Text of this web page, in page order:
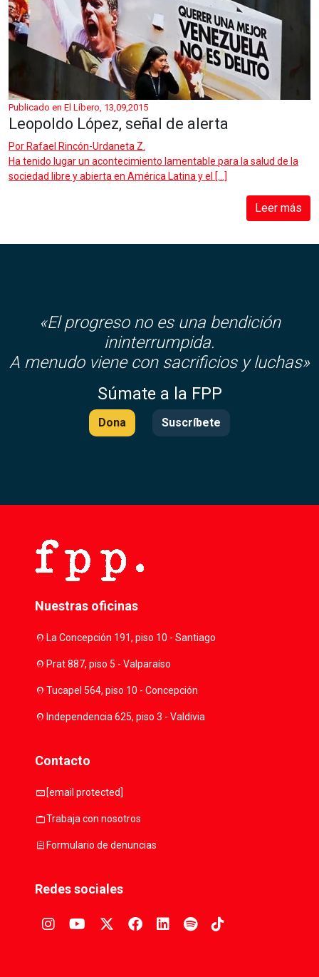
Publicado en El Líbero, 13,09,2015
Leopoldo López, señal de alerta
Por Rafael Rincón-Urdaneta Z.
Ha tenido lugar un acontecimiento lamentable para la salud de la
sociedad libre y abierta en América Latina y el […]
Leer más
«El progreso no es una bendición
ininterrumpida.
A menudo viene con sacrificios y luchas»
Súmate a la FPP
Dona Suscríbete
Nuestras oficinas
location_onLa Concepción 191, piso 10 - Santiago
location_onPrat 887, piso 5 - Valparaíso
location_onTucapel 564, piso 10 - Concepción
location_onIndependencia 625, piso 3 - Valdivia
Contacto
mail [email protected]
workTrabaja con nosotros
assignmentFormulario de denuncias
Redes sociales